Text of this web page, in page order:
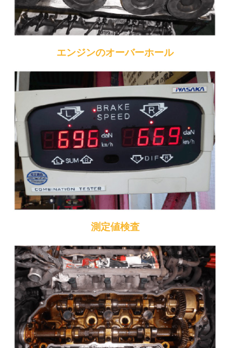
エンジンのオーバーホール
測定値検査